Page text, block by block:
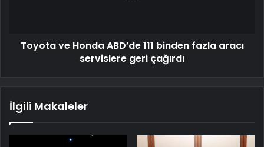
Toyota ve Honda ABD’de 111 binden fazla aracı
servislere geri çağırdı
İlgili Makaleler